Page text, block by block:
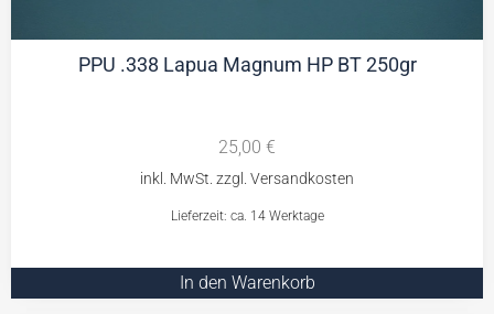
PPU .338 Lapua Magnum HP BT 250gr
25,00 €
Lieferzeit: ca. 14 Werktage
In den Warenkorb